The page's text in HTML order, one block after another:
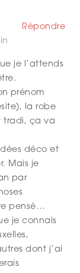
je l’attends
prénom
la robe
tradi, ça va
déco et
Mais je
par
pensé…
je connais
dont j’ai
Répondre